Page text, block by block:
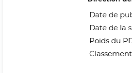
Date de
Date de la
Poids du